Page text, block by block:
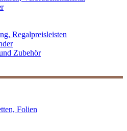
Regalpreisleisten
Zubehör
Folien